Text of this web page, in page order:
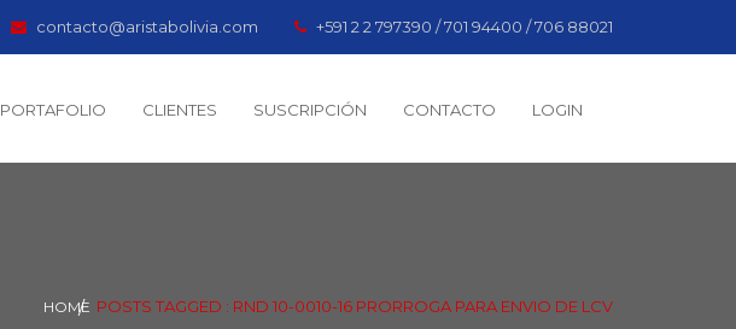
contacto@aristabolivia.com +591 2 2 797390 / 701 94400 / 706 88021
PORTAFOLIO CLIENTES SUSCRIPCIÓN CONTACTO LOGIN
HOME POSTS TAGGED : RND 10-0010-16 PRORROGA PARA ENVIO DE LCV